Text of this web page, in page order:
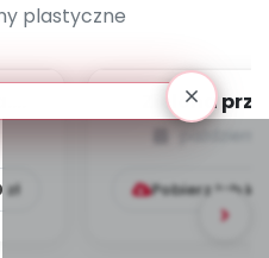
plastyczne
zł
Zielona
Recyklingowa
Pobierz lub